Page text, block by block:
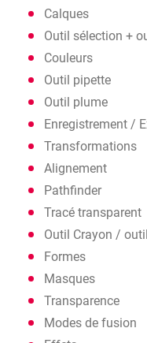
Calques
Outil sélection +
Couleurs
Outil pipette
Outil plume
Enregistrement /
Transformations
Alignement
Pathfinder
Tracé transparent
Outil Crayon /
Formes
Masques
Transparence
Modes de fusion